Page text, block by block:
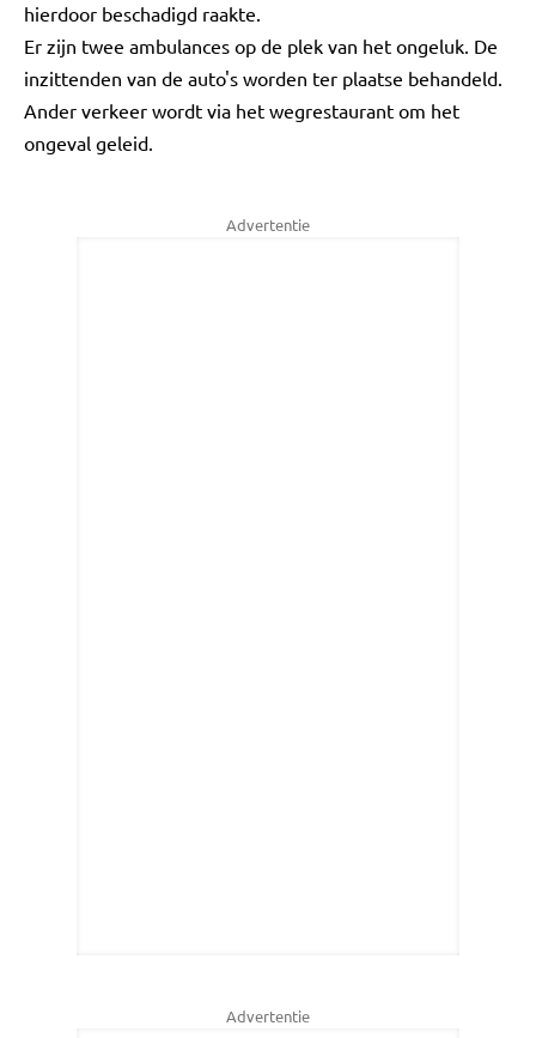
hierdoor beschadigd raakte.
Er zijn twee ambulances op de plek van het ongeluk. De
inzittenden van de auto's worden ter plaatse behandeld.
Ander verkeer wordt via het wegrestaurant om het
ongeval geleid.
Advertentie
Advertentie